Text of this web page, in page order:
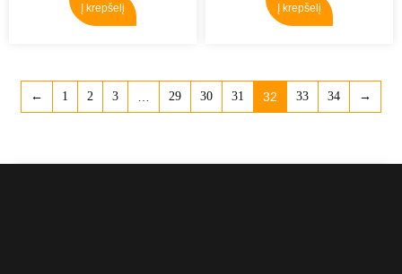
Į krepšelį Į krepšelį
← 1 2 3 29 30 31 32 33 34 →